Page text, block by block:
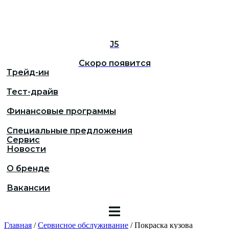
J5
Скоро появится
Трейд-ин
Тест-драйв
Финансовые программы
Специальные предложения
Сервис
Новости
О бренде
Вакансии
Главная /Сервисное обслуживание /Покраска кузова